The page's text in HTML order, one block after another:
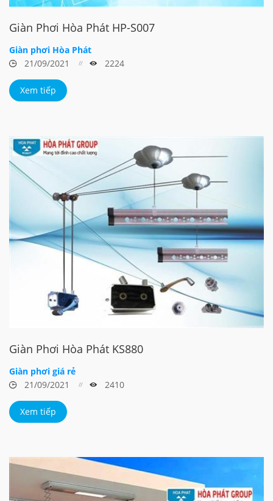
Giàn Phơi Hòa Phát HP-S007
Giàn phơi Hòa Phát
21/09/2021
2224
Xem tiếp
Giàn Phơi Hòa Phát KS880
Giàn phơi giá rẻ
21/09/2021
2410
Xem tiếp